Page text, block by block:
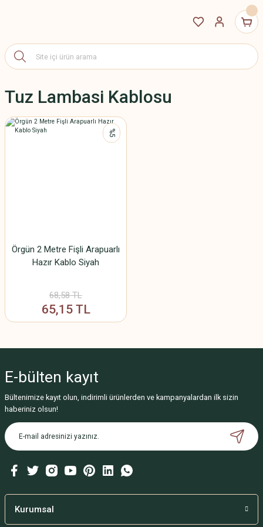
Tuz Lambasi Kablosu
%5
Örgün 2 Metre Fişli Arapuarlı
Hazır Kablo Siyah
68,58 TL
65,15 TL
E-bülten kayıt
Bültenimize kayıt olun, indirimli ürünlerden ve kampanyalardan ilk sizin
haberiniz olsun!
Kurumsal